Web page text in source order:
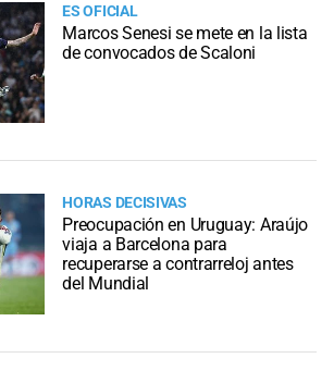
ES OFICIAL
Marcos Senesi se mete en la lista
de convocados de Scaloni
HORAS DECISIVAS
Preocupación en Uruguay: Araújo
viaja a Barcelona para
recuperarse a contrarreloj antes
del Mundial